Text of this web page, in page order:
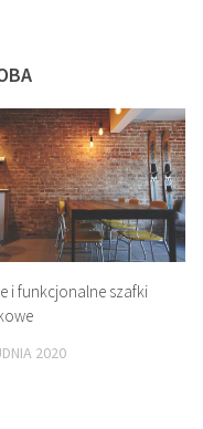
i funkcjonalne szafki
2020